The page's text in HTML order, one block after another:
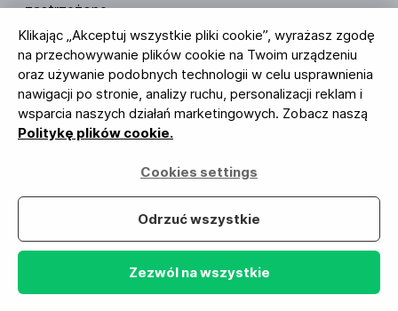
Klikając „Akceptuj wszystkie pliki cookie”, wyrażasz zgodę
na przechowywanie plików cookie na Twoim urządzeniu
oraz używanie podobnych technologii w celu usprawnienia
nawigacji po stronie, analizy ruchu, personalizacji reklam i
wsparcia naszych działań marketingowych. Zobacz naszą
Politykę plików cookie.
Cookies settings
Odrzuć wszystkie
Zezwól na wszystkie
zastrzeżone.
Regulamin Serwisu Polityka Prywatności
Strona
zaufania
Ustawienia ciasteczek
Identyfikacja
wizualna
BUREAU VERITAS
ISO 27001 Certification
Zgodność z RODO